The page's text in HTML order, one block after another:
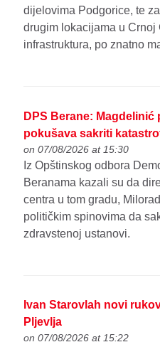
dijelovima Podgorice, te
drugim lokacijama u Crnoj
infrastruktura, po znatno
DPS Berane:
pokušava sakriti
on 07/08/2026 at 15:30
Iz Opštinskog odbora
Beranama kazali su da
centra u tom gradu,
političkim spinovima da
zdravstenoj ustanovi.
Ivan Starovlah novi
Pljevlja
on 07/08/2026 at 15:22